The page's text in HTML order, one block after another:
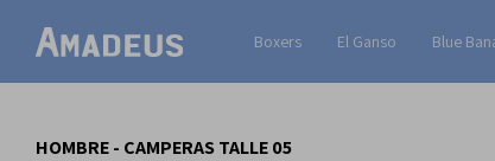
Boxers El Ganso Blue
HOMBRE - CAMPERAS TALLE 05